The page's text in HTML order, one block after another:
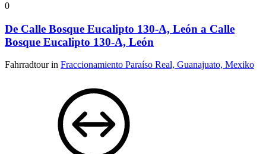
0
De Calle Bosque Eucalipto 130-A, León a Calle
Bosque Eucalipto 130-A, León
Fahrradtour in Fraccionamiento Paraíso Real, Guanajuato, Mexiko